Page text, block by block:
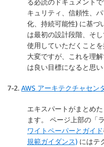
る必読のドキュメント
キュリティ、信頼性、
化、持続可能性) に基づ
は最初の設計段階、そ
使用していただくこと
大変ですが、これを理
は良い目標になると思い
7-2. AWS アーキテクチャセン
エキスパートがまとめ
ます。 ページ上部の「
ワイトペーパーとガイド
規範ガイダンス) にはテ